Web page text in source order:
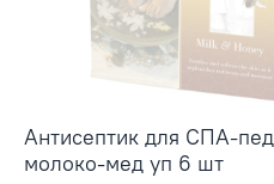
Антисептик для СПА-
молоко-мед уп 6 шт